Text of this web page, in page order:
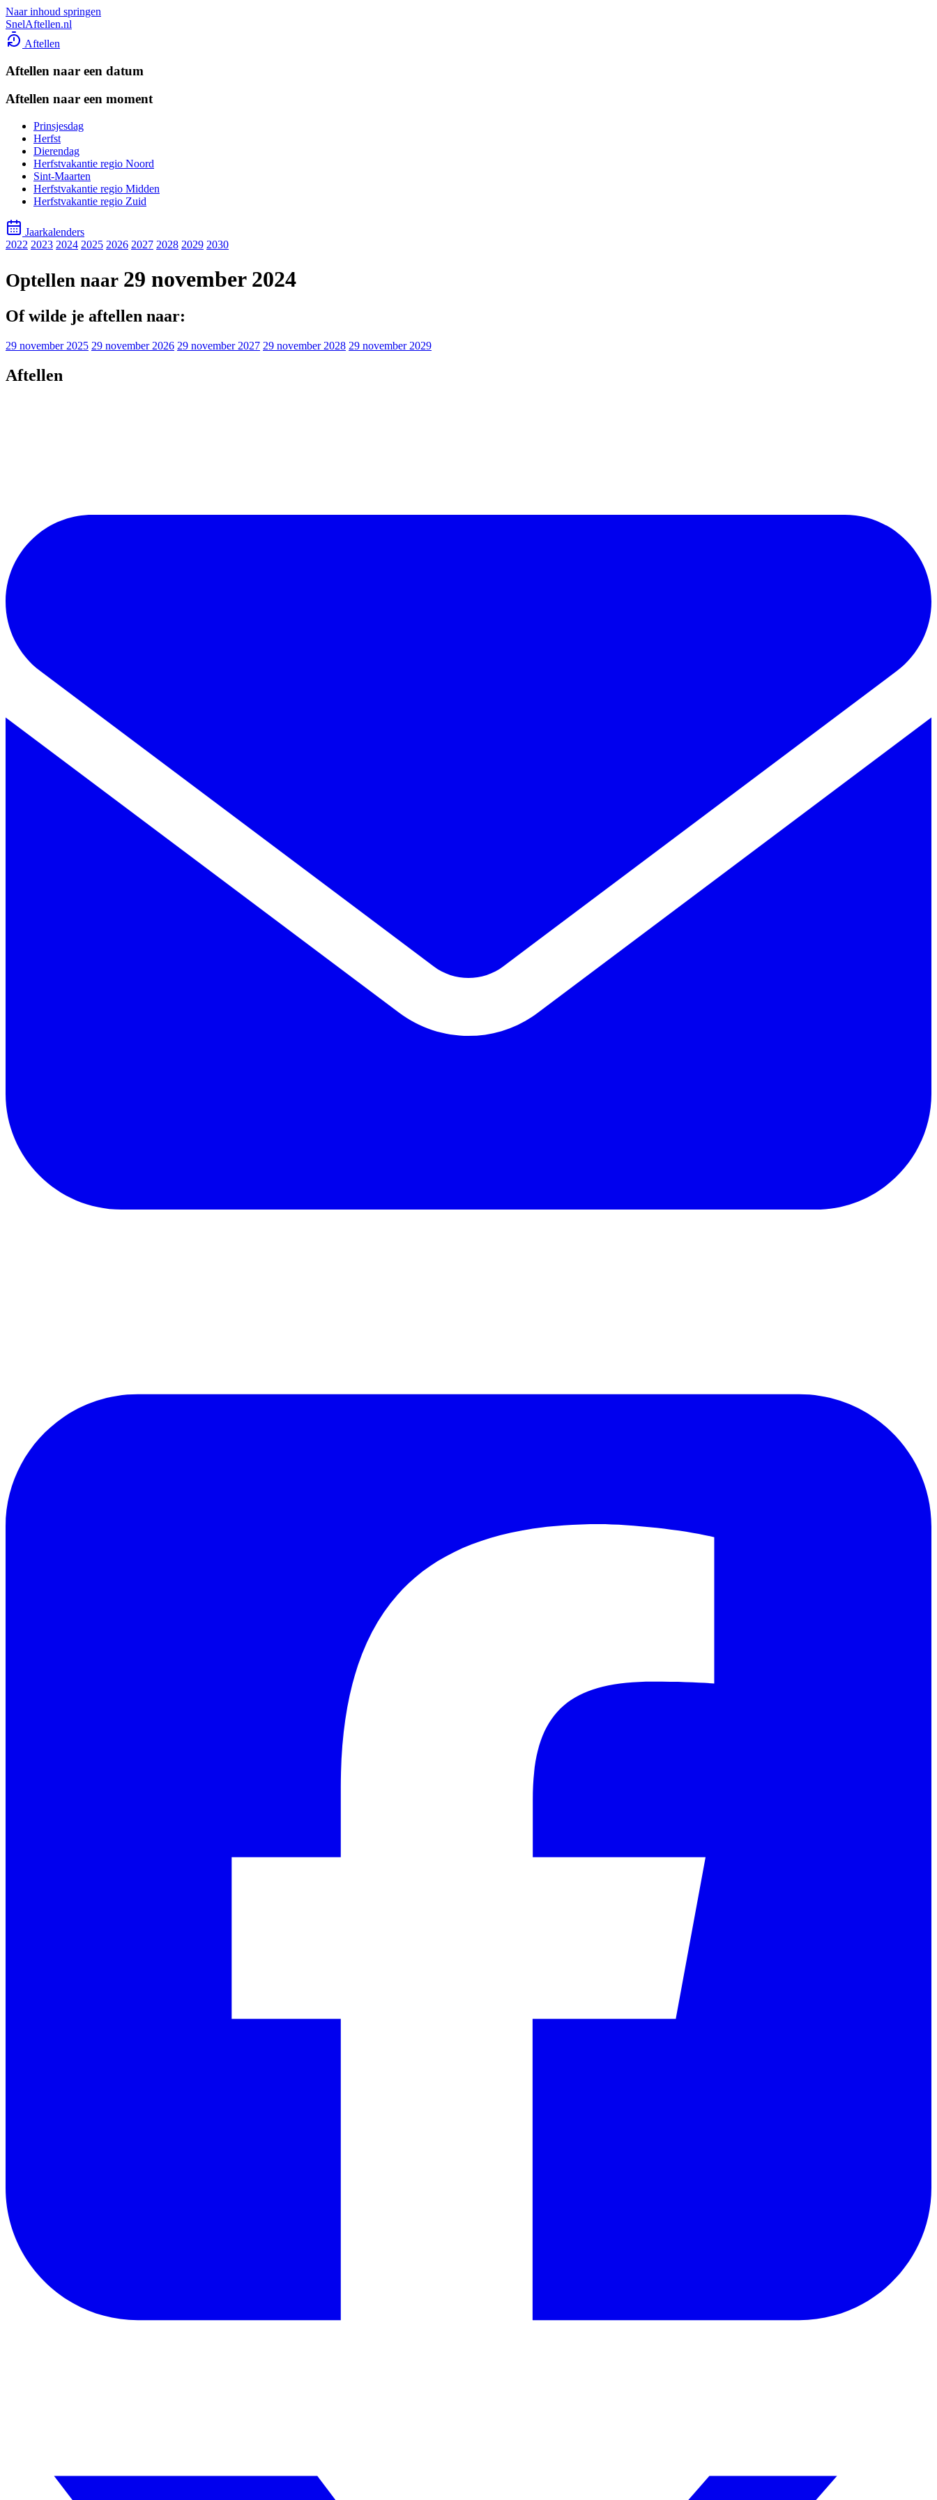
Naar inhoud springen
SnelAftellen.nl
Aftellen
Aftellen naar een datum
Aftellen naar een moment
Prinsjesdag
Herfst
Dierendag
Herfstvakantie regio Noord
Sint-Maarten
Herfstvakantie regio Midden
Herfstvakantie regio Zuid
Jaarkalenders
2022 2023 2024 2025 2026 2027 2028 2029 2030
Optellen naar 29 november 2024
Of wilde je aftellen naar:
29 november 2025 29 november 2026 29 november 2027 29 november 2028 29 november 2029
Aftellen